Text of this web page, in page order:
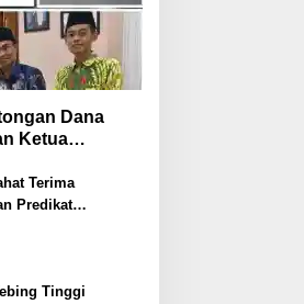
Dana
Ketua
Terima
Predikat
Tinggi